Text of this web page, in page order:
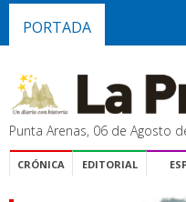
PORTADA
Punta Arenas, 06 de Agosto
CRÓNICA EDITORIAL